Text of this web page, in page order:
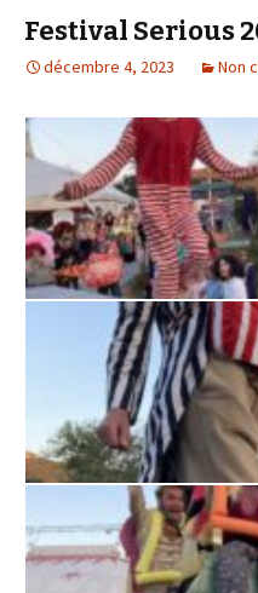
Festival Serious
décembre 4, 2023 Non